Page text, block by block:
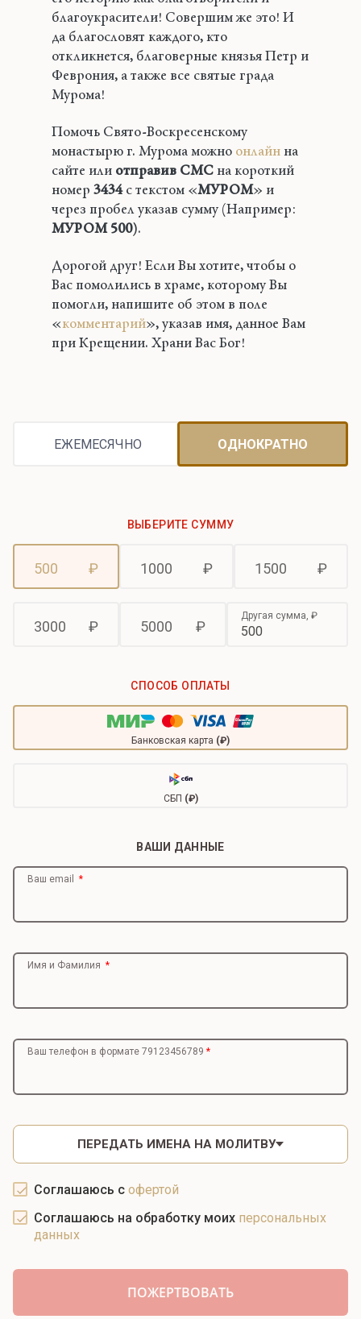
благоукрасители! Совершим же это! И
да благословят каждого, кто
откликнется, благоверные князья Петр и
Феврония, а также все святые града
Мурома!
Помочь Свято-Воскресенскому
монастырю г. Мурома можно онлайн на
сайте или отправив СМС на короткий
номер 3434 с текстом «МУРОМ» и
через пробел указав сумму (Например:
МУРОМ 500).
Дорогой друг! Если Вы хотите, чтобы о
Вас помолились в храме, которому Вы
помогли, напишите об этом в поле
«комментарий», указав имя, данное Вам
при Крещении. Храни Вас Бог!
ЕЖЕМЕСЯЧНО ОДНОКРАТНО
ВЫБЕРИТЕ СУММУ
500 ₽ 1000 ₽ 1500 ₽
3000 ₽ 5000 ₽
Другая сумма, ₽
СПОСОБ ОПЛАТЫ
Банковская карта (₽)
СБП (₽)
ВАШИ ДАННЫЕ
Ваш email
Имя и Фамилия
Ваш телефон в формате 79123456789
ПЕРЕДАТЬ ИМЕНА НА МОЛИТВУ
Соглашаюсь с офертой
Соглашаюсь на обработку моих персональных
данных